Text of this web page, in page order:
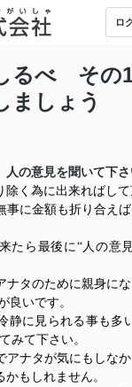
ロ
るべ そ
ましょう
人の意見を聞いて下
除く為に出来ればして
事に金額も折り合え
たら最後に“人の意
タのために親身にな
良いです。
静に見られる事も多
みて下さい。
アナタが気にもしな
もしれません。